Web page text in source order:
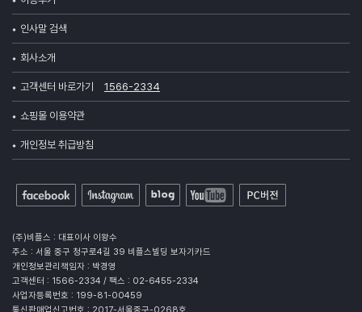
인사말 검색
회사소개
고객센터 바로가기 1566-2334
쇼핑몰 이용약관
개인정보 취급방침
(주)비플스 : 대표이사 이왕수
주소 : 서울 중구 청구로4길 39 비플스빌딩 보자기카드
개인정보관리책임자 : 박경영
고객센터 : 1566-2334 / 팩스 : 02-6455-2334
사업자등록번호 : 199-81-00459